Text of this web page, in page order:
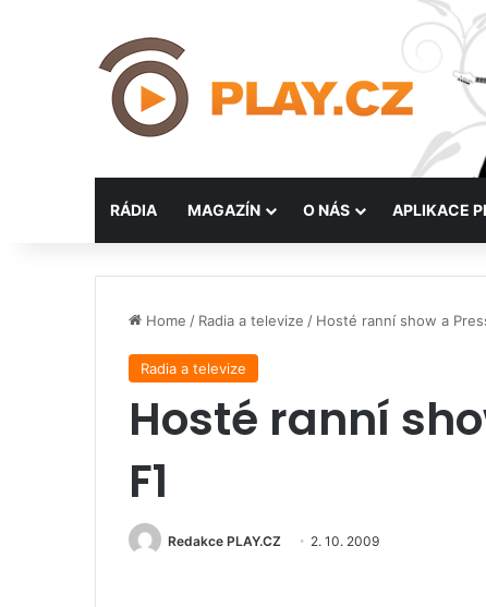
RÁDIA MAGAZÍN O NÁS APLIKACE
Home / Radia a televize / Hosté ranní show a
Radia a televize
Hosté ranní
F1
Redakce PLAY.CZ 2. 10. 2009